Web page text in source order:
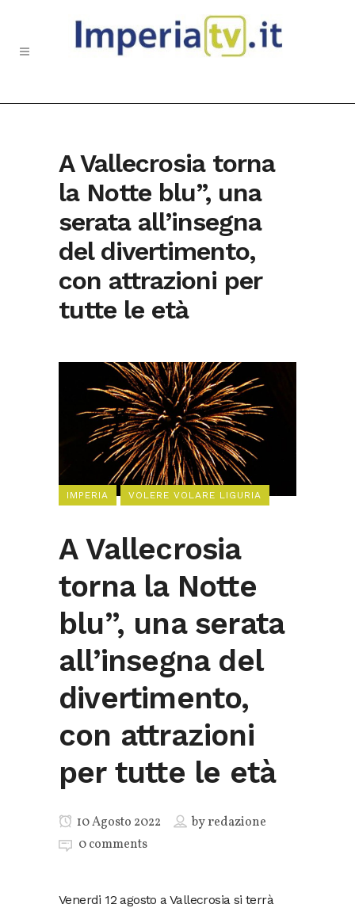
A Vallecrosia torna
la Notte blu”, una
serata all’insegna
del divertimento,
con attrazioni per
tutte le età
IMPERIA VOLERE VOLARE LIGURIA
A Vallecrosia
torna la Notte
blu”, una serata
all’insegna del
divertimento,
con attrazioni
per tutte le età
10 Agosto 2022 byredazione
0 comments
Venerdi 12 agosto a Vallecrosia si terrà